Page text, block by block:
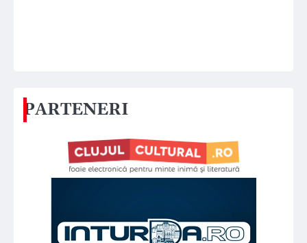
PARTENERI